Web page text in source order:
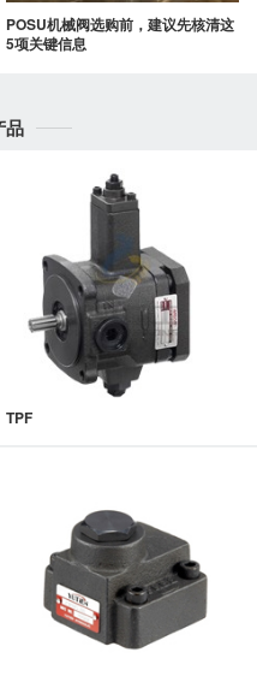
POSU机械阀选购前，建议先核清这
5项关键信息
品
TPF